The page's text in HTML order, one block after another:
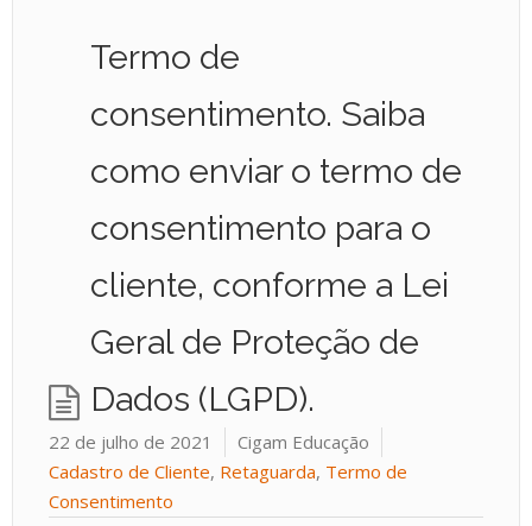
Termo de
consentimento. Saiba
como enviar o termo de
consentimento para o
cliente, conforme a Lei
Geral de Proteção de
Dados (LGPD).
22 de julho de 2021
Cigam Educação
Cadastro de Cliente, Retaguarda, Termo de
Consentimento